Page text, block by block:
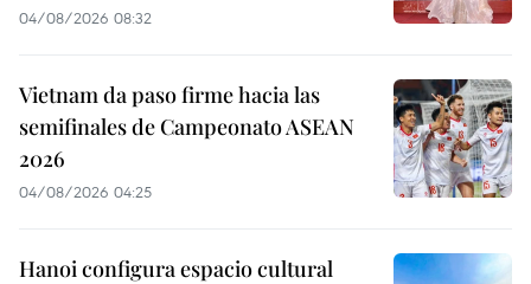
04/08/2026 08:32
Vietnam da paso firme hacia las
semifinales de Campeonato ASEAN
2026
04/08/2026 04:25
Hanoi configura espacio cultural